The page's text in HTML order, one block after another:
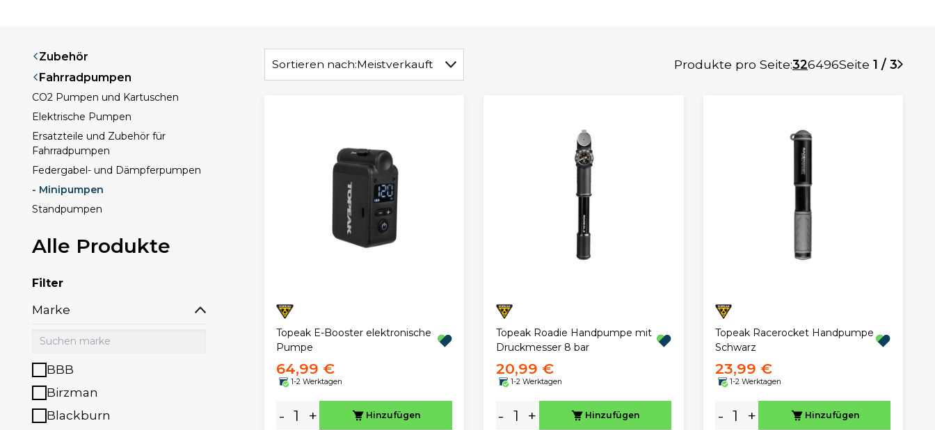
Zubehör
Fahrradpumpen
CO2 Pumpen und Kartuschen
Elektrische Pumpen
Ersatzteile und Zubehör für
Fahrradpumpen
Federgabel- und Dämpferpumpen
- Minipumpen
Standpumpen
Alle Produkte
Filter
Marke
BBB
Birzman
Blackburn
Sortieren nach:Meistverkauft Produkte pro Seite:326496Seite 1 / 3
Topeak E-Booster elektronische
Pumpe
64,99 €
1-2 Werktagen
- + Hinzufügen
Topeak Roadie Handpumpe mit
Druckmesser 8 bar
20,99 €
1-2 Werktagen
- + Hinzufügen
Topeak Racerocket Handpumpe
Schwarz
23,99 €
1-2 Werktagen
- + Hinzufügen